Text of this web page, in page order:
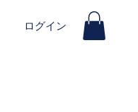
ログイン